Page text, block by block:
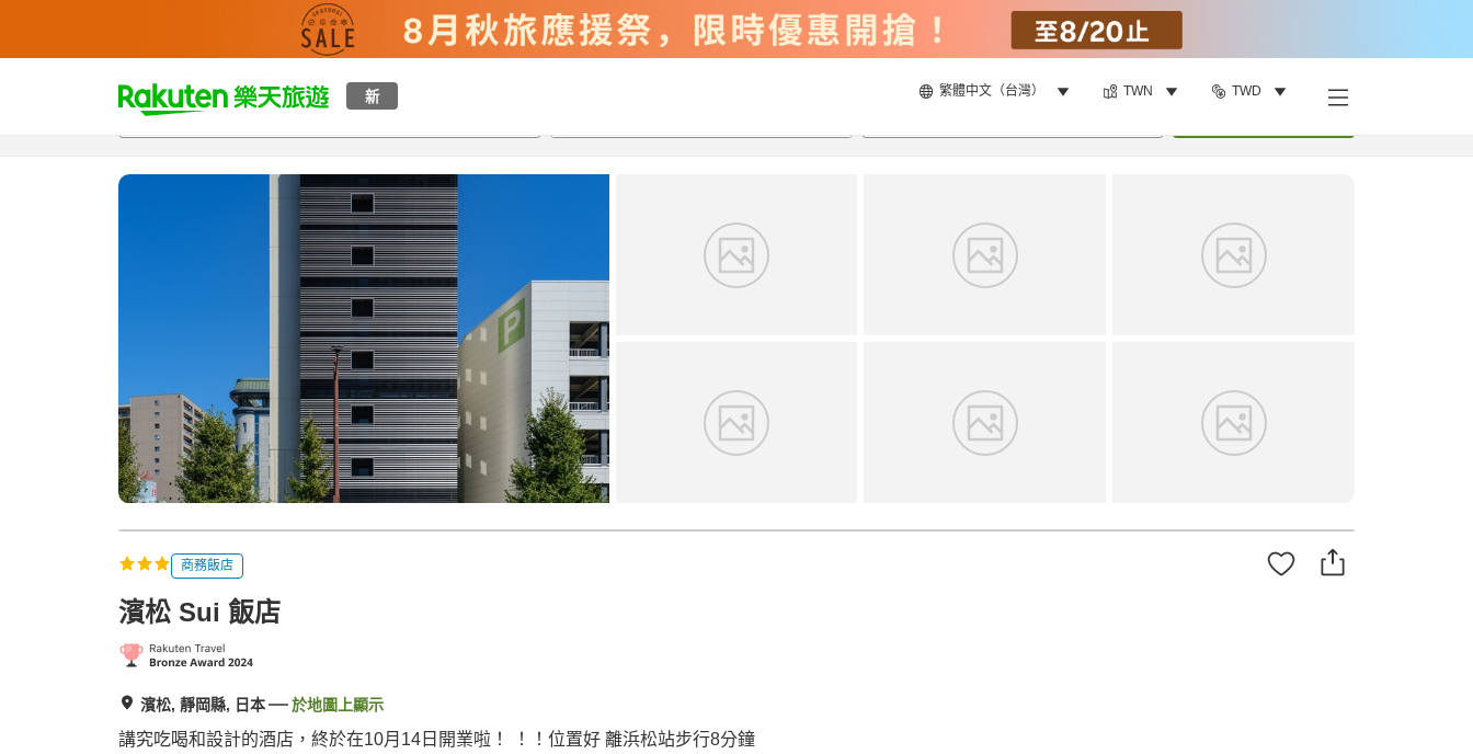
新 繁體中文（台灣） TWN TWD
t
p
a
總覽客房與方案評語特點設施
商務飯店
濱松 Sui 飯店
濱松, 靜岡縣, 日本 於地圖上顯示
講究吃喝和設計的酒店，終於在10月14日開業啦！ ！！位置好 離浜松站步行8分鐘